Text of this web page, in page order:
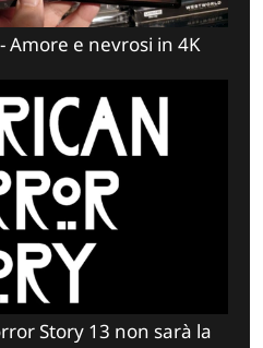
Amore e nevrosi in 4K
Story 13 non sarà la